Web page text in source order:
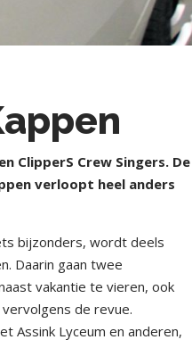
ClipperS Crew Singers. De
verloopt heel anders
bijzonders, wordt deels
Daarin gaan twee
vakantie te vieren, ook
de revue.
Assink Lyceum en anderen,